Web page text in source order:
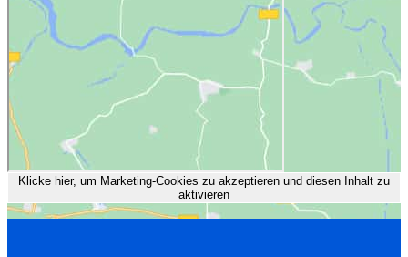
Klicke hier, um Marketing-Cookies zu akzeptieren und diesen Inhalt zu
aktivieren